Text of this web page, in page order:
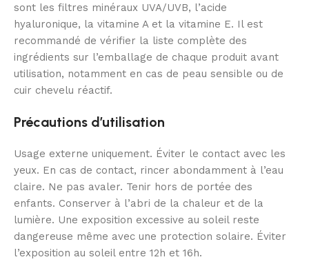
sont les filtres minéraux UVA/UVB, l’acide
hyaluronique, la vitamine A et la vitamine E. Il est
recommandé de vérifier la liste complète des
ingrédients sur l’emballage de chaque produit avant
utilisation, notamment en cas de peau sensible ou de
cuir chevelu réactif.
Précautions d’utilisation
Usage externe uniquement. Éviter le contact avec les
yeux. En cas de contact, rincer abondamment à l’eau
claire. Ne pas avaler. Tenir hors de portée des
enfants. Conserver à l’abri de la chaleur et de la
lumière. Une exposition excessive au soleil reste
dangereuse même avec une protection solaire. Éviter
l’exposition au soleil entre 12h et 16h.